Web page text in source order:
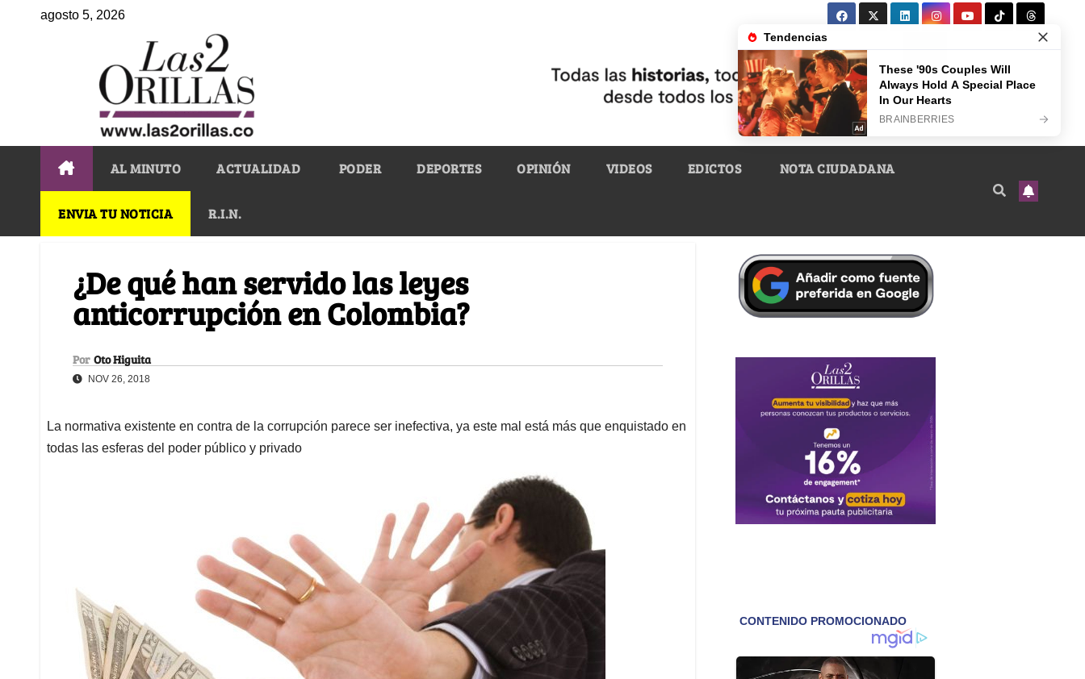
agosto 5, 2026
AL MINUTO ACTUALIDAD PODER DEPORTES OPINIÓN VIDEOS EDICTOS NOTA CIUDADANA
ENVIA TU NOTICIA R.I.N.
¿De qué han servido las leyes
anticorrupción en Colombia?
Por Oto Higuita
NOV 26, 2018
La normativa existente en contra de la corrupción parece ser inefectiva, ya este mal está más que enquistado en
todas las esferas del poder público y privado